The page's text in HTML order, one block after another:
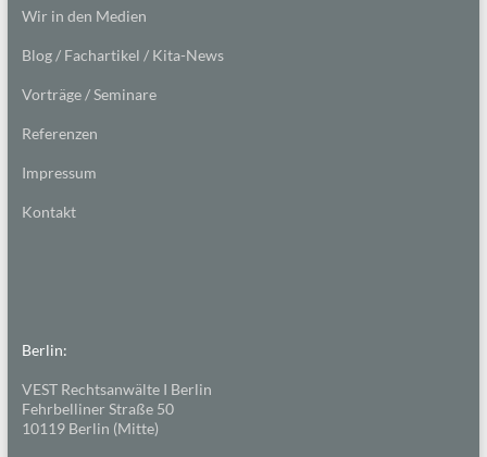
Wir in den Medien
Blog / Fachartikel / Kita-News
Vorträge / Seminare
Referenzen
Impressum
Kontakt
Berlin:
VEST Rechtsanwälte I Berlin
Fehrbelliner Straße 50
10119 Berlin (Mitte)